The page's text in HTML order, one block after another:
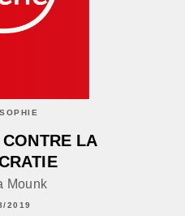
LA
Mounk
2019